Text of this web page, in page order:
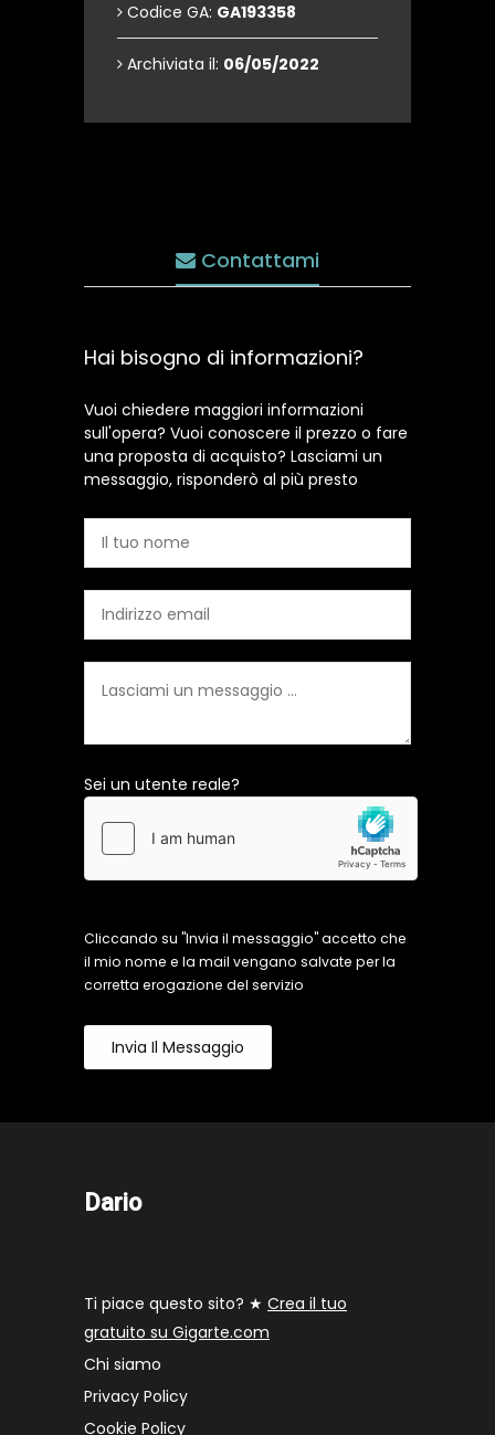
Codice GA: GA193358
Archiviata il: 06/05/2022
Contattami
Hai bisogno di informazioni?
Vuoi chiedere maggiori informazioni
sull'opera? Vuoi conoscere il prezzo o fare
una proposta di acquisto? Lasciami un
messaggio, risponderò al più presto
Sei un utente reale?
Cliccando su "Invia il messaggio" accetto che
il mio nome e la mail vengano salvate per la
corretta erogazione del servizio
Invia Il Messaggio
Dario
Ti piace questo sito? ★ Crea il tuo
gratuito su Gigarte.com
Chi siamo
Privacy Policy
Cookie Policy